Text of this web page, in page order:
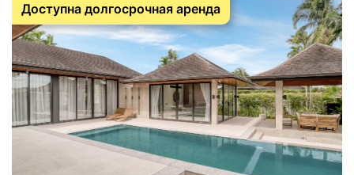
Доступна долгосрочная аренда